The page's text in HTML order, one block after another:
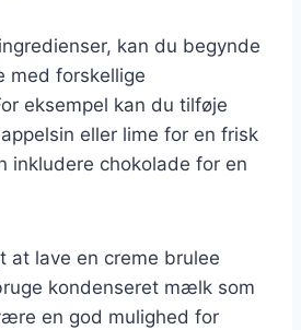
kan du begynde
med forskellige
eksempel kan du tilføje
eller lime for en frisk
inkludere chokolade for en
at lave en creme brulee
kondenseret mælk som
en god mulighed for